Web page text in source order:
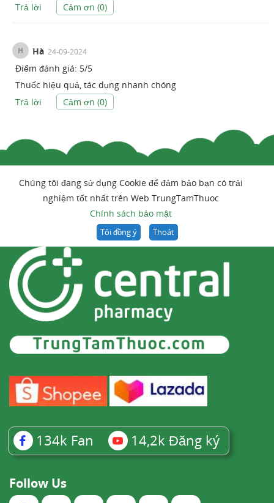
Trả lời
Cảm ơn (0)
H Hà 24-09-2024
Điểm đánh giá: 5/5
Thuốc hiệu quả, tác dụng nhanh chóng
Trả lời
Cảm ơn (0)
Chúng tôi đang sử dụng Cookie để đảm bảo bạn có trải
nghiệm tốt nhất trên Web TrungTamThuoc
Chính sách bảo mật
Tôi đồng ý Thoát
134k Fan 14,2k Đăng ký
Follow Us